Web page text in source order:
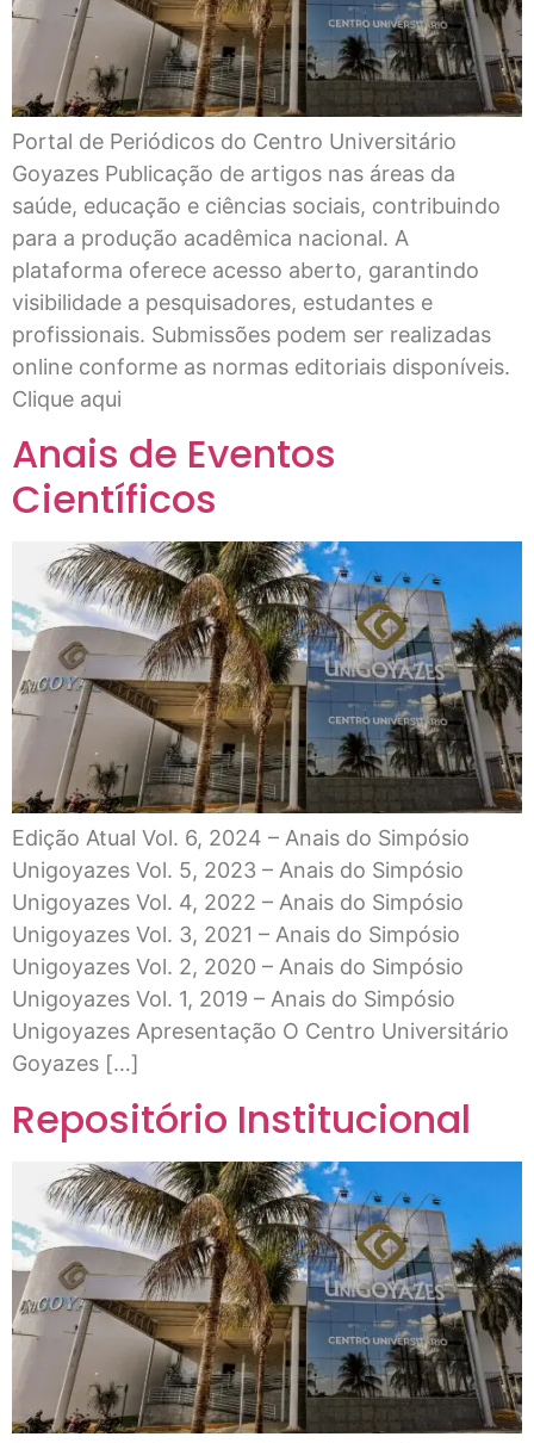
Portal de Periódicos do Centro Universitário
Goyazes Publicação de artigos nas áreas da
saúde, educação e ciências sociais, contribuindo
para a produção acadêmica nacional. A
plataforma oferece acesso aberto, garantindo
visibilidade a pesquisadores, estudantes e
profissionais. Submissões podem ser realizadas
online conforme as normas editoriais disponíveis.
Clique aqui
Anais de Eventos
Científicos
Edição Atual Vol. 6, 2024 – Anais do Simpósio
Unigoyazes Vol. 5, 2023 – Anais do Simpósio
Unigoyazes Vol. 4, 2022 – Anais do Simpósio
Unigoyazes Vol. 3, 2021 – Anais do Simpósio
Unigoyazes Vol. 2, 2020 – Anais do Simpósio
Unigoyazes Vol. 1, 2019 – Anais do Simpósio
Unigoyazes Apresentação O Centro Universitário
Goyazes […]
Repositório Institucional